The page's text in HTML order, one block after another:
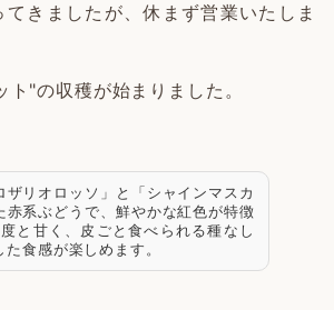
きましたが、休まず営業いたしま
"の収穫が始まりました。
ザリオロッソ」と「シャインマスカ
赤系ぶどうで、鮮やかな紅色が特徴
と甘く、皮ごと食べられる種なし
食感が楽しめます。